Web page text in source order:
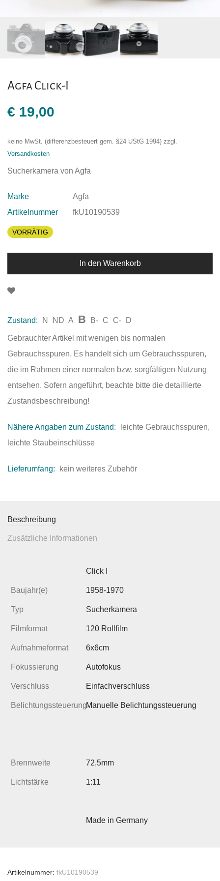
Agfa Click-I
€ 19,00
keine MwSt. (differenzbesteuert gem. §24 UStG 1994) zzgl.
Versandkosten
Sucherkamera von Agfa
Marke
Agfa
Artikelnummer
fkU10190539
VORRÄTIG
In den Warenkorb
Zustand: N ND A B B- C C- D
Gebrauchter Artikel mit wenigen bis normalen
Gebrauchsspuren. Es handelt sich um Gebrauchsspuren,
die im Rahmen einer normalen bzw. sorgfältigen Nutzung
entsehen. Sofern angeführt, beachte bitte die detaillierte
Zustandsbeschreibung!
Nähere Angaben zum Zustand:
leichte Gebrauchsspuren,
leichte Staubeinschlüsse
Lieferumfang: kein weiteres Zubehör
Beschreibung
Zusätzliche Informationen
Click I
Baujahr(e) 1958-1970
Typ Sucherkamera
Filmformat 120 Rollfilm
Aufnahmeformat 6x6cm
Fokussierung Autofokus
Verschluss Einfachverschluss
BelichtungssteuerungManuelle Belichtungssteuerung
Brennweite 72,5mm
Lichtstärke 1:11
Made in Germany
Artikelnummer: fkU10190539